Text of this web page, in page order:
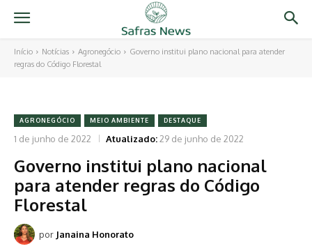
Início Notícias Agronegócio
Governo institui plano nacional para atender
regras do Código Florestal
AGRONEGÓCIO MEIO AMBIENTE DESTAQUE
1 de junho de 2022 Atualizado:29 de junho de 2022
Governo institui plano nacional
para atender regras do Código
Florestal
por Janaina Honorato